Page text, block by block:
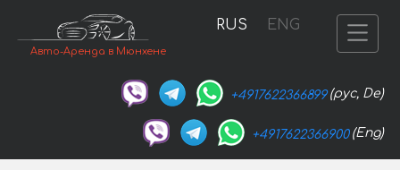
Авто-Аренда в Мюнхене
RUS ENG
+4917622366899 (рус, De)
+4917622366900 (Eng)